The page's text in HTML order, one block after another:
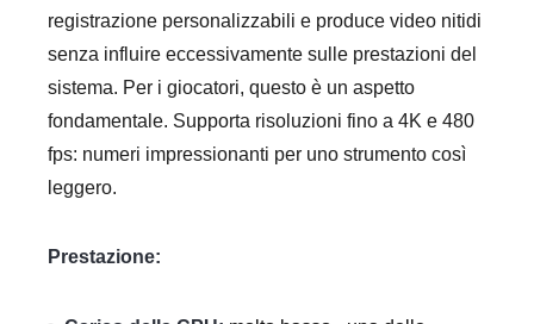
registrazione personalizzabili e produce video nitidi
senza influire eccessivamente sulle prestazioni del
sistema. Per i giocatori, questo è un aspetto
fondamentale. Supporta risoluzioni fino a 4K e 480
fps: numeri impressionanti per uno strumento così
leggero.
Prestazione: